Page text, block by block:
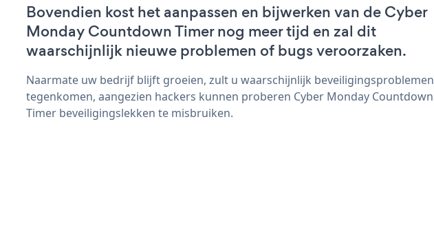
Bovendien kost het aanpassen en bijwerken van de Cyber
Monday Countdown Timer nog meer tijd en zal dit
waarschijnlijk nieuwe problemen of bugs veroorzaken.
Naarmate uw bedrijf blijft groeien, zult u waarschijnlijk beveiligingsproblemen
tegenkomen, aangezien hackers kunnen proberen Cyber Monday Countdown
Timer beveiligingslekken te misbruiken.